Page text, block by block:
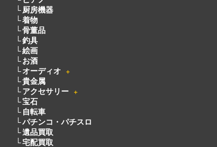
厨房機器
着物
骨董品
釣具
絵画
お酒
オーディオ
＋
貴金属
アクセサリー
＋
宝石
自転車
パチンコ・パチスロ
遺品買取
宅配買取